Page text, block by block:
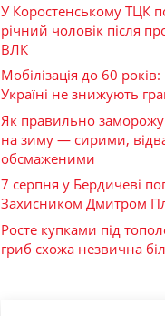
У Коростенському ТЦК
річний чоловік після
ВЛК
Мобілізація до 60
Україні не знижують
Як правильно
на зиму — сирими,
обсмаженими
7 серпня у Бердичеві
Захисником Дмитром
Росте купками під
гриб схожа незвична